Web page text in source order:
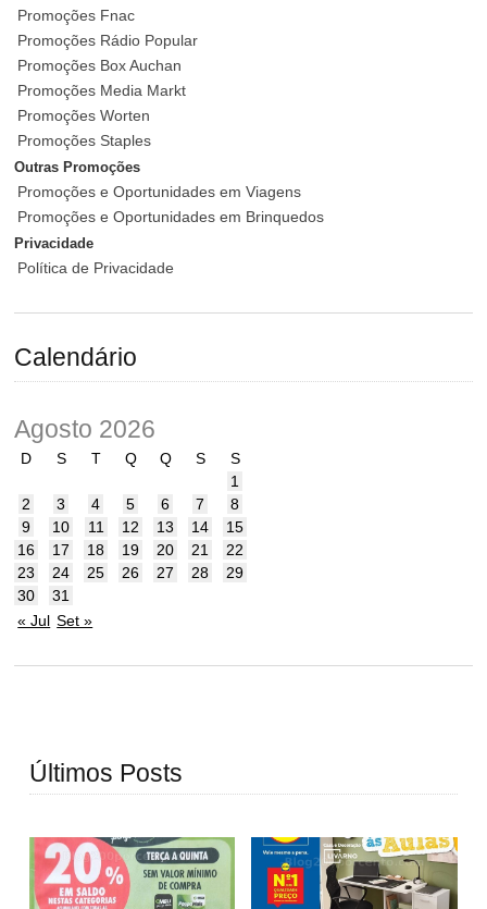
Promoções Fnac
Promoções Rádio Popular
Promoções Box Auchan
Promoções Media Markt
Promoções Worten
Promoções Staples
Outras Promoções
Promoções e Oportunidades em Viagens
Promoções e Oportunidades em Brinquedos
Privacidade
Política de Privacidade
Calendário
Agosto 2026
D S T Q Q S
S
1
2
3 4 5 6 7
8
9
10 11 12 13 14
15
16
17 18 19 20 21
22
23
24 25 26 27 28
29
30
31
« Jul Set »
Últimos Posts